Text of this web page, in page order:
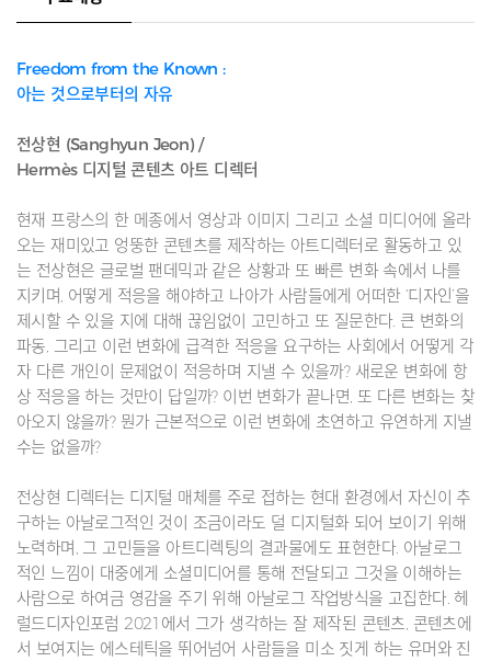
Freedom from the Known :
아는 것으로부터의 자유
전상현 (Sanghyun Jeon) /
Hermès 디지털 콘텐츠 아트 디렉터
현재 프랑스의 한 메종에서 영상과 이미지 그리고 소셜 미디어에 올라
오는 재미있고 엉뚱한 콘텐츠를 제작하는 아트디렉터로 활동하고 있
는 전상현은 글로벌 팬데믹과 같은 상황과 또 빠른 변화 속에서 나를
지키며, 어떻게 적응을 해야하고 나아가 사람들에게 어떠한 ‘디자인’을
제시할 수 있을 지에 대해 끊임없이 고민하고 또 질문한다. 큰 변화의
파동, 그리고 이런 변화에 급격한 적응을 요구하는 사회에서 어떻게 각
자 다른 개인이 문제없이 적응하며 지낼 수 있을까? 새로운 변화에 항
상 적응을 하는 것만이 답일까? 이번 변화가 끝나면, 또 다른 변화는 찾
아오지 않을까? 뭔가 근본적으로 이런 변화에 초연하고 유연하게 지낼
수는 없을까?
전상현 디렉터는 디지털 매체를 주로 접하는 현대 환경에서 자신이 추
구하는 아날로그적인 것이 조금이라도 덜 디지털화 되어 보이기 위해
노력하며, 그 고민들을 아트디렉팅의 결과물에도 표현한다. 아날로그
적인 느낌이 대중에게 소셜미디어를 통해 전달되고 그것을 이해하는
사람으로 하여금 영감을 주기 위해 아날로그 작업방식을 고집한다. 헤
럴드디자인포럼 2021에서 그가 생각하는 잘 제작된 콘텐츠, 콘텐츠에
서 보여지는 에스테틱을 뛰어넘어 사람들을 미소 짓게 하는 유머와 진